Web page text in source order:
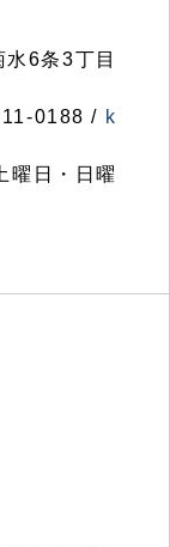
6条3丁目
0188 / k
曜日・日曜